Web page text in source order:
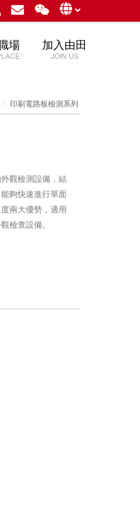
場 加入由田
JOIN US
印刷電路板檢測系列
觀檢測設備，結
夠快速進行單面
兩大優勢，適用
檢查設備。